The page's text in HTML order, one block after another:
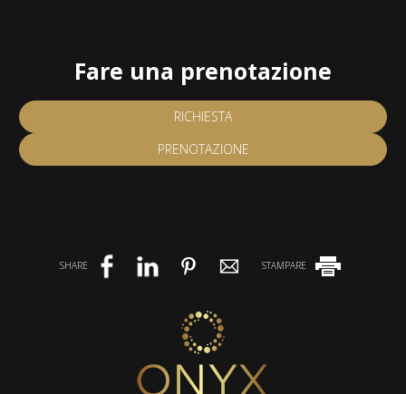
Fare una prenotazione
RICHIESTA
PRENOTAZIONE
SHARE STAMPARE